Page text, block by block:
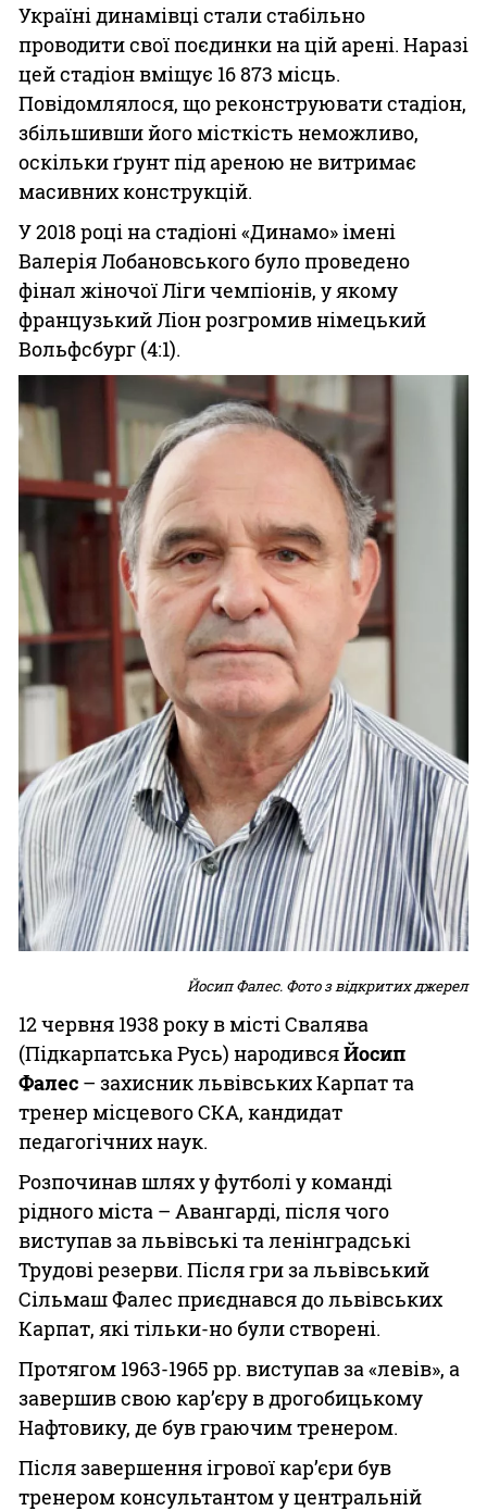
Україні динамівці стали стабільно
проводити свої поєдинки на цій арені. Наразі
цей стадіон вміщує 16 873 місць.
Повідомлялося, що реконструювати стадіон,
збільшивши його місткість неможливо,
оскільки ґрунт під ареною не витримає
масивних конструкцій.
У 2018 році на стадіоні «Динамо» імені
Валерія Лобановського було проведено
фінал жіночої Ліги чемпіонів, у якому
французький Ліон розгромив німецький
Вольфсбург (4:1).
Йосип Фалес. Фото з відкритих джерел
12 червня 1938 року в місті Свалява
(Підкарпатська Русь) народивсяЙосип
Фалес – захисник львівських Карпат та
тренер місцевого СКА, кандидат
педагогічних наук.
Розпочинав шлях у футболі у команді
рідного міста – Авангарді, після чого
виступав за львівські та ленінградські
Трудові резерви. Після гри за львівський
Сільмаш Фалес приєднався до львівських
Карпат, які тільки-но були створені.
Протягом 1963-1965 рр. виступав за «левів», а
завершив свою кар’єру в дрогобицькому
Нафтовику, де був граючим тренером.
Після завершення ігрової кар’єри був
тренером консультантом у центральній